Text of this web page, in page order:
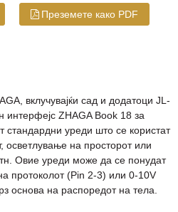
Преземете како PDF
вклучувајќи сад и додатоци JL-
интерфејс ZHAGA Book 18 за
стандардни уреди што се користат
осветлување на просторот или
Овие уреди може да се понудат
протоколот (Pin 2-3) или 0-10V
основа на распоредот на тела.